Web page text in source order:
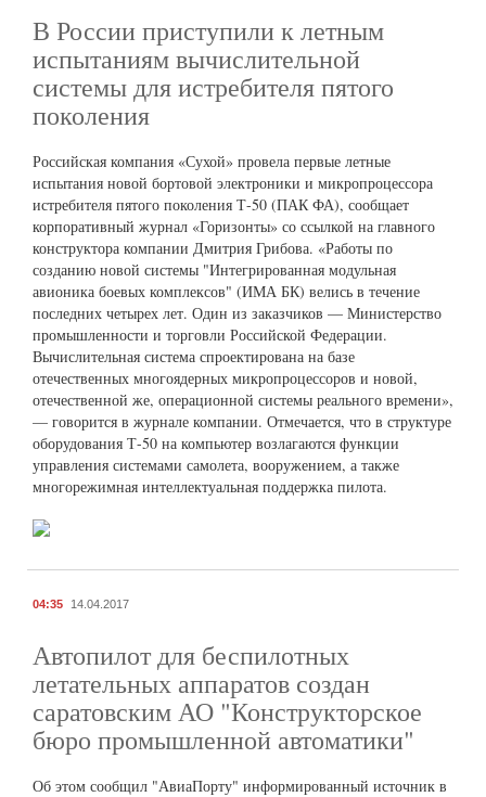
В России приступили к летным
испытаниям вычислительной
системы для истребителя пятого
поколения
Российская компания «Сухой» провела первые летные
испытания новой бортовой электроники и микропроцессора
истребителя пятого поколения Т-50 (ПАК ФА), сообщает
корпоративный журнал «Горизонты» со ссылкой на главного
конструктора компании Дмитрия Грибова. «Работы по
созданию новой системы "Интегрированная модульная
авионика боевых комплексов" (ИМА БК) велись в течение
последних четырех лет. Один из заказчиков — Министерство
промышленности и торговли Российской Федерации.
Вычислительная система спроектирована на базе
отечественных многоядерных микропроцессоров и новой,
отечественной же, операционной системы реального времени»,
— говорится в журнале компании. Отмечается, что в структуре
оборудования Т-50 на компьютер возлагаются функции
управления системами самолета, вооружением, а также
многорежимная интеллектуальная поддержка пилота.
04:35 14.04.2017
Автопилот для беспилотных
летательных аппаратов создан
саратовским АО "Конструкторское
бюро промышленной автоматики"
Об этом сообщил "АвиаПорту" информированный источник в